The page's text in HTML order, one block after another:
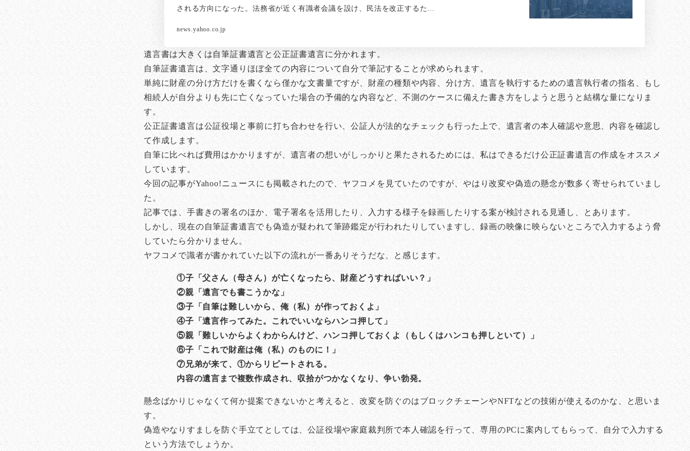
される方向になった。法務省が近く有識者会議を設け、民法を改正するた…
news.yahoo.co.jp
遺言書は大きくは自筆証書遺言と公正証書遺言に分かれます。
自筆証書遺言は、文字通りほぼ全ての内容について自分で筆記することが求められます。
単純に財産の分け方だけを書くなら僅かな文書量ですが、財産の種類や内容、分け方、遺言を執行するための遺言執行者の指名、もし
相続人が自分よりも先に亡くなっていた場合の予備的な内容など、不測のケースに備えた書き方をしようと思うと結構な量になりま
す。
公正証書遺言は公証役場と事前に打ち合わせを行い、公証人が法的なチェックも行った上で、遺言者の本人確認や意思、内容を確認し
て作成します。
自筆に比べれば費用はかかりますが、遺言者の想いがしっかりと果たされるためには、私はできるだけ公正証書遺言の作成をオススメ
しています。
今回の記事がYahoo!ニュースにも掲載されたので、ヤフコメを見ていたのですが、やはり改変や偽造の懸念が数多く寄せられていまし
た。
記事では、手書きの署名のほか、電子署名を活用したり、入力する様子を録画したりする案が検討される見通し、とあります。
しかし、現在の自筆証書遺言でも偽造が疑われて筆跡鑑定が行われたりしていますし、録画の映像に映らないところで入力するよう脅
していたら分かりません。
ヤフコメで識者が書かれていた以下の流れが一番ありそうだな、と感じます。
①子「父さん（母さん）が亡くなったら、財産どうすればいい？」
②親「遺言でも書こうかな」
③子「自筆は難しいから、俺（私）が作っておくよ」
④子「遺言作ってみた。これでいいならハンコ押して」
⑤親「難しいからよくわからんけど、ハンコ押しておくよ（もしくはハンコも押しといて）」
⑥子「これで財産は俺（私）のものに！」
⑦兄弟が来て、①からリピートされる。
内容の遺言まで複数作成され、収拾がつかなくなり、争い勃発。
懸念ばかりじゃなくて何か提案できないかと考えると、改変を防ぐのはブロックチェーンやNFTなどの技術が使えるのかな、と思いま
す。
偽造やなりすましを防ぐ手立てとしては、公証役場や家庭裁判所で本人確認を行って、専用のPCに案内してもらって、自分で入力する
という方法でしょうか。